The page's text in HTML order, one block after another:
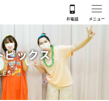
ピックス
ES